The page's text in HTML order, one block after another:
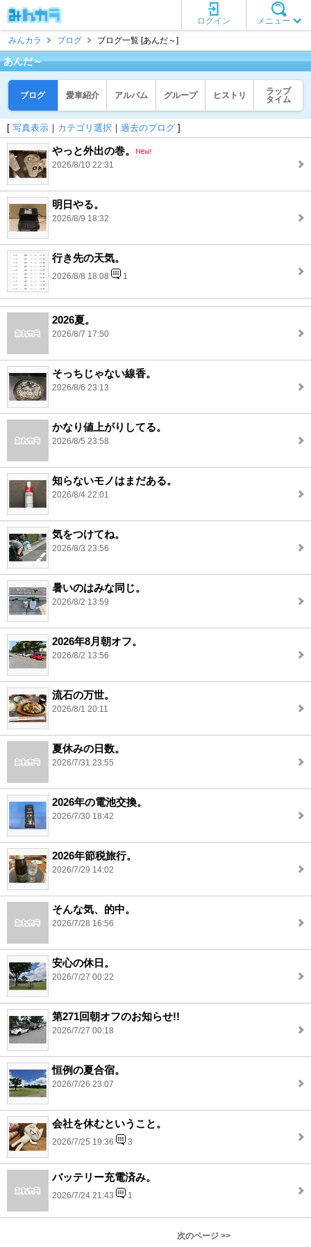
メニュー
ログイン
みんカラ
ブログ ブログ一覧 [あんだ～]
あんだ～
ブログ 愛車紹介 アルバム グループ ヒストリ
ラップ
タイム
[ 写真表示 ｜ カテゴリ選択 ｜ 過去のブログ ]
やっと外出の巻。
2026/8/10 22:31
明日やる。
2026/8/9 18:32
行き先の天気。
2026/8/8 18:08 1
2026夏。
2026/8/7 17:50
そっちじゃない線香。
2026/8/6 23:13
かなり値上がりしてる。
2026/8/5 23:58
知らないモノはまだある。
2026/8/4 22:01
気をつけてね。
2026/8/3 23:56
暑いのはみな同じ。
2026/8/2 13:59
2026年8月朝オフ。
2026/8/2 13:56
流石の万世。
2026/8/1 20:11
夏休みの日数。
2026/7/31 23:55
2026年の電池交換。
2026/7/30 18:42
2026年節税旅行。
2026/7/29 14:02
そんな気、的中。
2026/7/28 16:56
安心の休日。
2026/7/27 00:22
第271回朝オフのお知らせ!!
2026/7/27 00:18
恒例の夏合宿。
2026/7/26 23:07
会社を休むということ。
2026/7/25 19:36 3
バッテリー充電済み。
2026/7/24 21:43 1
次のページ >>